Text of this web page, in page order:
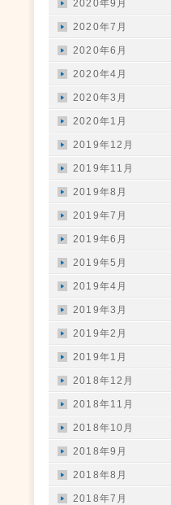
2020年9月
2020年7月
2020年6月
2020年4月
2020年3月
2020年1月
2019年12月
2019年11月
2019年8月
2019年7月
2019年6月
2019年5月
2019年4月
2019年3月
2019年2月
2019年1月
2018年12月
2018年11月
2018年10月
2018年9月
2018年8月
2018年7月